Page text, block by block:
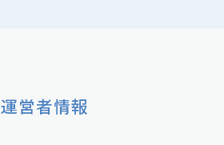
運営者情報